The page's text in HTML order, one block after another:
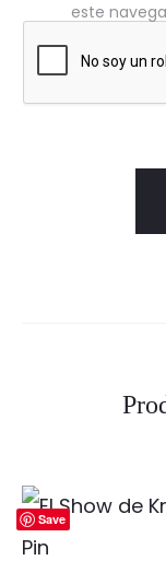
este
Save